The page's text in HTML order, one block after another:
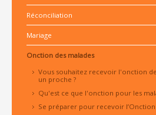
Réconciliation
Mariage
Onction des malades
Vous souhaitez recevoir l'onction
un proche ?
Qu'est ce que l'onction pour les
Se préparer pour recevoir l’Onction